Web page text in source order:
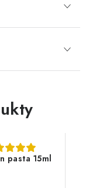
pasta 15ml